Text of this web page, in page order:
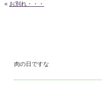
« お別れ・・・
肉の日ですな